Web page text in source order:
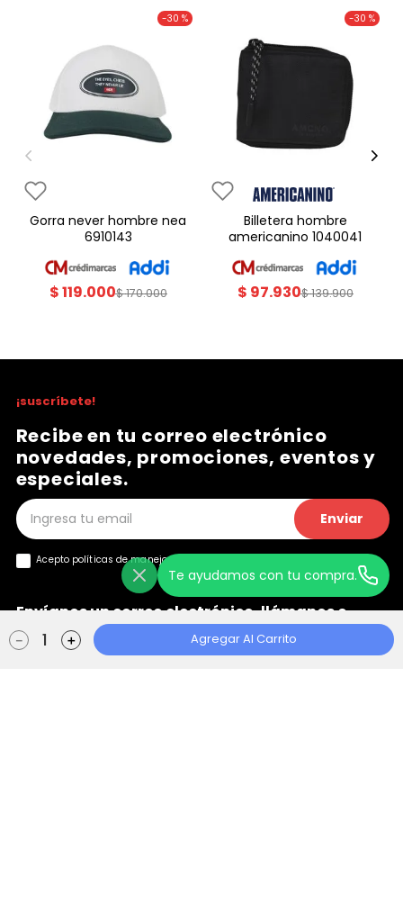
＋
－ Agregar Al Carrito
-30 %
gorra never hombre nea
6910143
$119.000$170.000
-30 %
billetera hombre
americanino 1040041
$ 97.930$139.900
Te ayudamos con tu compra.
¡suscríbete!
Recibe en tu correo electrónico
novedades, promociones, eventos y
especiales.
Enviar
Acepto políticas de manejo de
Envíanos un correo electrónico, llámanos o
chatea con nosotros
+
Ayuda
+